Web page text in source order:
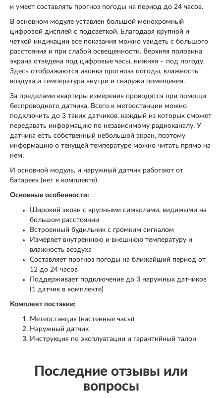
и умеет составлять прогноз погоды на период до 24 часов.
В основном модуле уставлен большой монохромный
цифровой дисплей с подсветкой. Благодаря крупной и
четкой индикации все показания можно увидеть с большого
расстояния и при слабой освещенности. Верхняя половина
экрана отведена под цифровые часы, нижняя – под погоду.
Здесь отображаются иконка прогноза погоды, влажность
воздуха и температура внутри и снаружи помещения.
За пределами квартиры измерения проводятся при помощи
беспроводного датчика. Всего к метеостанции можно
подключить до 3 таких датчиков, каждый из которых сможет
передавать информацию по независимому радиоканалу. У
датчика есть собственный небольшой экран, поэтому
информацию о текущей температуре можно читать прямо на
нем.
И основной модуль, и наружный датчик работают от
батареек (нет в комплекте).
Основные особенности:
Широкий экран с крупными символами, видимыми на
большом расстоянии
Встроенный будильник с громким сигналом
Измеряет внутреннюю и внешнюю температуру и
влажность воздуха
Составляет прогноз погоды на ближайший период от
12 до 24 часов
Поддерживает подключение до 3 наружных датчиков
(1 датчик в комплекте)
Комплект поставки:
Метеостанция (настенные часы)
Наружный датчик
Инструкция по эксплуатации и гарантийный талон
Последние отзывы или
вопросы